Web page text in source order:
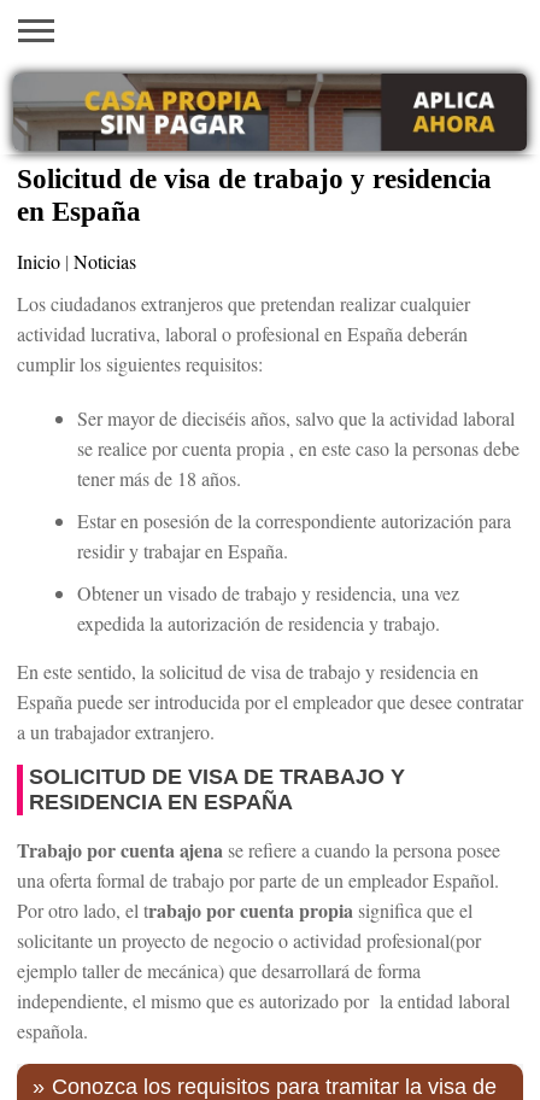
INICIO
AYUDAS
ECONÓMICAS
VACANTES
EN EEUU
SACA
TU
VISA
EMPLEOS
TRÁMITES
PRÉSTAMOS
CURSOS
HOGAR
BELLEZA
Solicitud de visa de trabajo y residencia
en España
Inicio | Noticias
Los ciudadanos extranjeros que pretendan realizar cualquier
actividad lucrativa, laboral o profesional en España deberán
cumplir los siguientes requisitos:
Ser mayor de dieciséis años, salvo que la actividad laboral
se realice por cuenta propia , en este caso la personas debe
tener más de 18 años.
Estar en posesión de la correspondiente autorización para
residir y trabajar en España.
Obtener un visado de trabajo y residencia, una vez
expedida la autorización de residencia y trabajo.
En este sentido, la solicitud de visa de trabajo y residencia en
España puede ser introducida por el empleador que desee contratar
a un trabajador extranjero.
SOLICITUD DE VISA DE TRABAJO Y
RESIDENCIA EN ESPAÑA
Trabajo por cuenta ajenase refiere a cuando la persona posee
una oferta formal de trabajo por parte de un empleador Español.
Por otro lado, el trabajo por cuenta propiasignifica que el
solicitante un proyecto de negocio o actividad profesional(por
ejemplo taller de mecánica) que desarrollará de forma
independiente, el mismo que es autorizado por la entidad laboral
española.
Conozca los requisitos para tramitar la visa de